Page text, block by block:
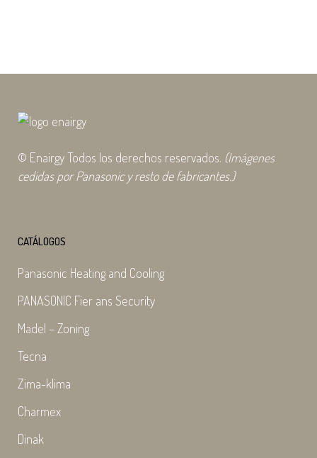
© Enairgy Todos los derechos reservados. (Imágenes
cedidas por Panasonic y resto de fabricantes.)
CATÁLOGOS
Panasonic Heating and Cooling
PANASONIC Fier ans Security
Madel – Zoning
Tecna
Zima-klima
Charmex
Dinak